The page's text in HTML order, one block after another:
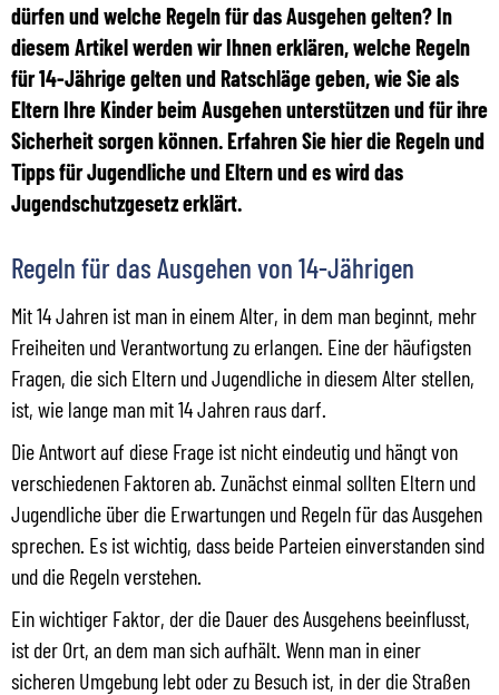
dürfen und welche Regeln für das Ausgehen gelten? In
diesem Artikel werden wir Ihnen erklären, welche Regeln
für 14-Jährige gelten und Ratschläge geben, wie Sie als
Eltern Ihre Kinder beim Ausgehen unterstützen und für ihre
Sicherheit sorgen können. Erfahren Sie hier die Regeln und
Tipps für Jugendliche und Eltern und es wird das
Jugendschutzgesetz erklärt.
Regeln für das Ausgehen von 14-Jährigen
Mit 14 Jahren ist man in einem Alter, in dem man beginnt, mehr
Freiheiten und Verantwortung zu erlangen. Eine der häufigsten
Fragen, die sich Eltern und Jugendliche in diesem Alter stellen,
ist, wie lange man mit 14 Jahren raus darf.
Die Antwort auf diese Frage ist nicht eindeutig und hängt von
verschiedenen Faktoren ab. Zunächst einmal sollten Eltern und
Jugendliche über die Erwartungen und Regeln für das Ausgehen
sprechen. Es ist wichtig, dass beide Parteien einverstanden sind
und die Regeln verstehen.
Ein wichtiger Faktor, der die Dauer des Ausgehens beeinflusst,
ist der Ort, an dem man sich aufhält. Wenn man in einer
sicheren Umgebung lebt oder zu Besuch ist, in der die Straßen